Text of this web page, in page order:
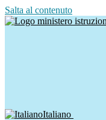
Salta al contenuto
Italiano